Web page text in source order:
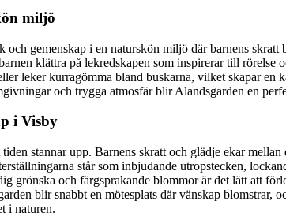
miljö
gemenskap i en naturskön miljö där barnens
klättra på lekredskapen som inspirerar till
leker kurragömma bland buskarna, vilket skapar
och trygga atmosfär blir Alandsgarden en
i Visby
stannar upp. Barnens skratt och glädje ekar
står som inbjudande utropstecken,
grönska och färgsprakande blommor är det lätt att
blir snabbt en mötesplats där vänskap
i naturen.